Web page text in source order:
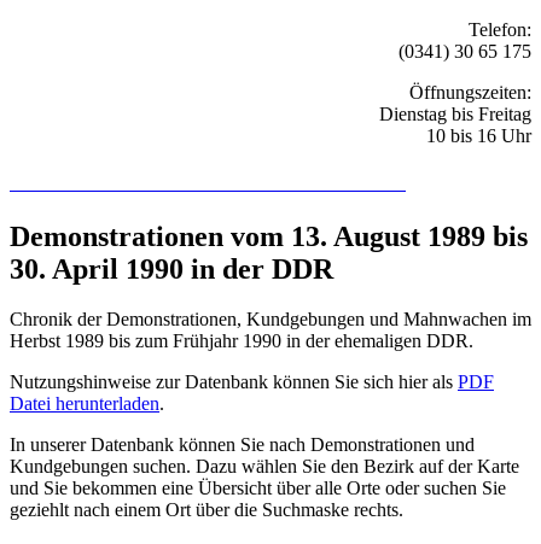
Telefon:
(0341) 30 65 175
Öffnungszeiten:
Dienstag bis Freitag
10 bis 16 Uhr
Demonstrationen vom 13. August 1989 bis
30. April 1990 in der DDR
Chronik der Demonstrationen, Kundgebungen und Mahnwachen im
Herbst 1989 bis zum Frühjahr 1990 in der ehemaligen DDR.
Nutzungshinweise zur Datenbank können Sie sich hier als PDF
Datei herunterladen.
In unserer Datenbank können Sie nach Demonstrationen und
Kundgebungen suchen. Dazu wählen Sie den Bezirk auf der Karte
und Sie bekommen eine Übersicht über alle Orte oder suchen Sie
geziehlt nach einem Ort über die Suchmaske rechts.